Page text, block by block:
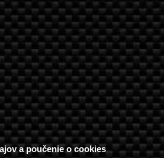
a poučenie o cookies